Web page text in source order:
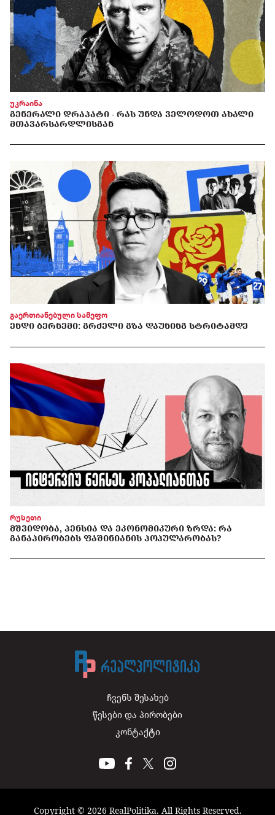
უკრაინა
ᲒᲔᲜᲔᲠᲐᲚᲘ ᲓᲠᲐᲞᲐᲢᲘ - ᲠᲐᲡ ᲣᲜᲓᲐ ᲕᲔᲚᲝᲓᲝᲗ ᲐᲮᲐᲚᲘ
ᲛᲗᲐᲕᲐᲠᲡᲐᲠᲓᲚᲘᲡᲒᲐᲜ
გაერთიანებული სამეფო
ᲔᲜᲓᲘ ᲑᲔᲠᲜᲔᲛᲘ: ᲒᲠᲫᲔᲚᲘ ᲒᲖᲐ ᲓᲐᲣᲜᲘᲜᲒ ᲡᲢᲠᲘᲢᲐᲛᲓᲔ
რუსეთი
ᲛᲨᲕᲘᲓᲝᲑᲐ, ᲞᲔᲜᲡᲘᲐ ᲓᲐ ᲔᲙᲝᲜᲝᲛᲘᲙᲣᲠᲘ ᲖᲠᲓᲐ: ᲠᲐ
ᲒᲐᲜᲐᲞᲘᲠᲝᲑᲔᲑᲡ ᲤᲐᲨᲘᲜᲘᲐᲜᲘᲡ ᲞᲝᲞᲣᲚᲐᲠᲝᲑᲐᲡ?
ჩვენს შესახებ
წესები და პირობები
კონტაქტი
Copyright © 2026 RealPolitika. All Rights Reserved.